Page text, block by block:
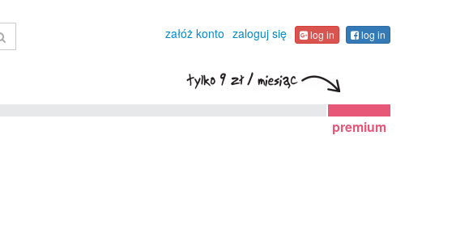
załóż konto zaloguj się log in log in
premium